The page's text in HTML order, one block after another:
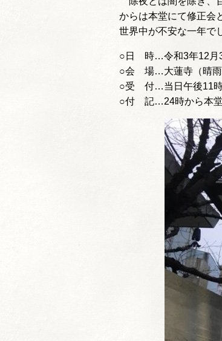
からは本堂にて修正会
世界中が不安な一年で
○日 時…令和3年12月
○会 場…大蓮寺（晴雨
○受 付…当日午後11時
○付 記…24時から本堂